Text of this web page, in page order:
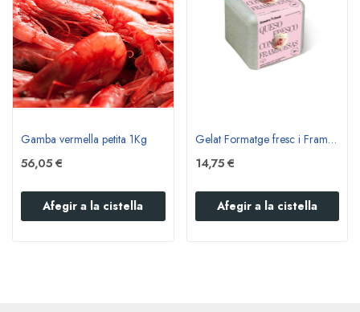
Gamba vermella petita 1Kg
56,05 €
Afegir a la cistella
Gelat Formatge fresc i Frambuesa - Sandro Desii
14,75 €
Afegir a la cistella